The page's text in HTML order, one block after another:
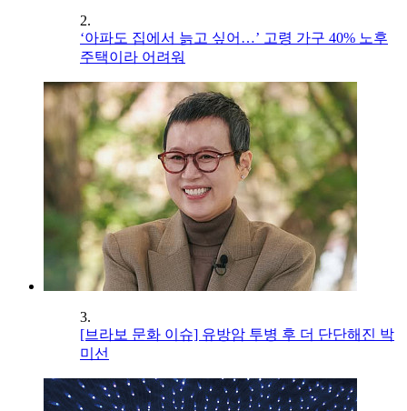
2.
‘아파도 집에서 늙고 싶어…’ 고령 가구 40% 노후
주택이라 어려워
3.
[브라보 문화 이슈] 유방암 투병 후 더 단단해진 박
미선